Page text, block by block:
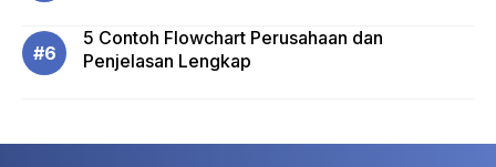
5 Contoh Flowchart Perusahaan dan
Penjelasan Lengkap